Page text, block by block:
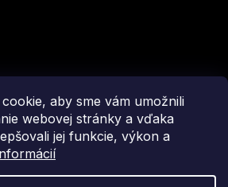
aby sme vám umožnili
webovej stránky a vďaka
jej funkcie, výkon a